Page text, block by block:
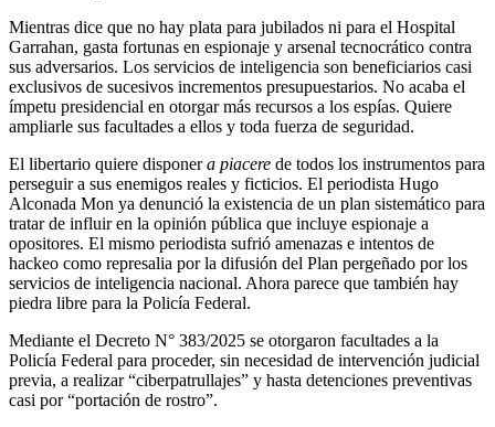
Mientras dice que no hay plata para jubilados ni para el Hospital
Garrahan, gasta fortunas en espionaje y arsenal tecnocrático contra
sus adversarios. Los servicios de inteligencia son beneficiarios casi
exclusivos de sucesivos incrementos presupuestarios. No acaba el
ímpetu presidencial en otorgar más recursos a los espías. Quiere
ampliarle sus facultades a ellos y toda fuerza de seguridad.
El libertario quiere disponera piacere de todos los instrumentos para
perseguir a sus enemigos reales y ficticios. El periodista Hugo
Alconada Mon ya denunció la existencia de un plan sistemático para
tratar de influir en la opinión pública que incluye espionaje a
opositores. El mismo periodista sufrió amenazas e intentos de
hackeo como represalia por la difusión del Plan pergeñado por los
servicios de inteligencia nacional. Ahora parece que también hay
piedra libre para la Policía Federal.
Mediante el Decreto N° 383/2025 se otorgaron facultades a la
Policía Federal para proceder, sin necesidad de intervención judicial
previa, a realizar “ciberpatrullajes” y hasta detenciones preventivas
casi por “portación de rostro”.